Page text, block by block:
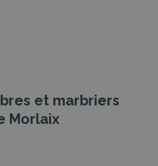
et marbriers
Morlaix